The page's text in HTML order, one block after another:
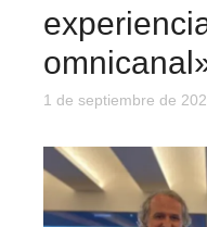
1 de septiembre de